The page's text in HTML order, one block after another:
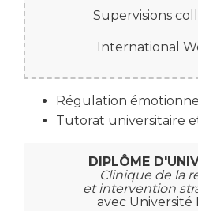
Supervisions
International
Régulation
Tutorat universitaire
DIPLÔME
Clinique de la
et intervention
avec Université